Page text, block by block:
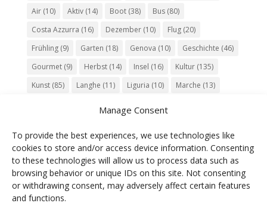
Manage Consent
To provide the best experiences, we use technologies like
cookies to store and/or access device information. Consenting
to these technologies will allow us to process data such as
browsing behavior or unique IDs on this site. Not consenting
or withdrawing consent, may adversely affect certain features
and functions.
Air(10) Aktiv(14) Boot(38) Bus(80)
Costa Azzurra (16) Dezember(10) Flug(20)
Frühling(9) Garten (18) Genova (10) Geschichte (46)
Gourmet(9) Herbst(14) Insel (16) Kultur(135)
Kunst(85) Langhe (11) Liguria (10) Marche (13)
Piemonte(15) Puglia(12) Religion(22) Roma(47)
Sardegna(20) September(9) Torino(12)
Tradition(26) Veneto(12) Verona(11) Wein(31)
Wine(30)